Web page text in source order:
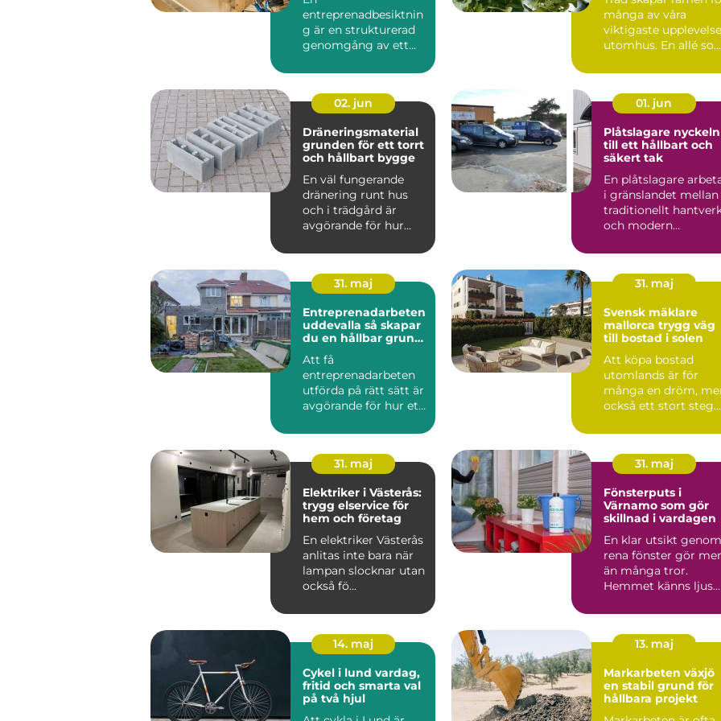
entreprenadbesiktnin
g är en strukturerad
genomgång av ett
pågående
byggprojekt...
många av våra
viktigaste
utomhus. En allé som
...
02. jun
Dräneringsmaterial
grunden för ett torrt
och hållbart bygge
En väl fungerande
dränering runt hus
och i trädgård är
avgörande för hur
håller och...
01. jun
Plåtslagare nyckeln
till ett hållbart och
säkert tak
En plåtslagare
i gränslandet mellan
traditionellt
och modern
hand...
31. maj
Entreprenadarbeten
uddevalla så skapar
du en hållbar grund
Att få
entreprenadarbeten
utförda på rätt sätt är
avgörande för hur ett
lång sikt...
31. maj
Svensk mäklare
mallorca trygg väg
till bostad i solen
Att köpa bostad
utomlands är för
många en dröm,
också ett stort steg.
och ...
31. maj
Elektriker i Västerås:
trygg elservice för
hem och företag
En elektriker Västerås
anlitas inte bara när
lampan slocknar utan
också fö...
31. maj
Fönsterputs i
Värnamo som gör
skillnad i vardagen
En klar utsikt genom
rena fönster gör mer
än många tror.
Hemmet känns ljus...
14. maj
Cykel i lund vardag,
fritid och smarta val
på två hjul
13. maj
Markarbeten växjö
en stabil grund för
hållbara projekt